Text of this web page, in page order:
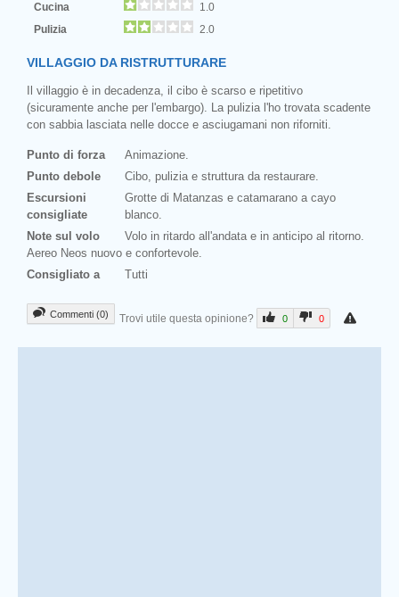
Cucina
1.0
Pulizia
2.0
VILLAGGIO DA RISTRUTTURARE
Il villaggio è in decadenza, il cibo è scarso e ripetitivo
(sicuramente anche per l'embargo). La pulizia l'ho trovata scadente
con sabbia lasciata nelle docce e asciugamani non riforniti.
Punto di forza
Animazione.
Punto debole
Cibo, pulizia e struttura da restaurare.
Escursioni
consigliate
Grotte di Matanzas e catamarano a cayo
blanco.
Note sul volo
Volo in ritardo all'andata e in anticipo al ritorno.
Aereo Neos nuovo e confortevole.
Consigliato a
Tutti
Commenti (0) Trovi utile questa opinione? 0 0